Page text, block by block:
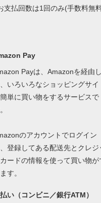
支払回数は1回のみ(手数料無
Pay
Payは、Amazonを経由
いろいろなショッピングサイ
単に買い物をするサービスで
のアカウントでログイン
、登録してある配送先とクレジ
カードの情報を使って買い物が
す。
い（コンビニ／銀行ATM）